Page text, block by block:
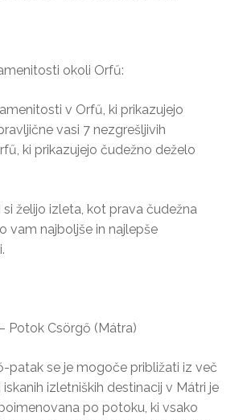
okoli Orfű:
v Orfű, ki prikazujejo
vasi 7 nezgrešljivih
ki prikazujejo čudežno deželo
želijo izleta, kot prava čudežna
vam najboljše in najlepše
Potok Csörgő (Mátra)
patak se je mogoče približati iz več
iskanih izletniških destinacij v Mátri je
po potoku, ki vsako